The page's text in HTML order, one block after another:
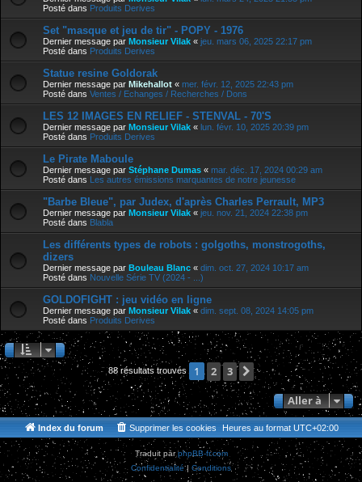
Posté dans Produits Derives
Set "masque et jeu de tir" - POPY - 1976
Dernier message par Monsieur Vilak « jeu. mars 06, 2025 22:17 pm
Posté dans Produits Derives
Statue resine Goldorak
Dernier message par Mikehallot « mer. févr. 12, 2025 22:43 pm
Posté dans Ventes / Echanges / Recherches / Dons
LES 12 IMAGES EN RELIEF - STENVAL - 70'S
Dernier message par Monsieur Vilak « lun. févr. 10, 2025 20:39 pm
Posté dans Produits Derives
Le Pirate Maboule
Dernier message par Stéphane Dumas « mar. déc. 17, 2024 00:29 am
Posté dans Les autres émissions marquantes de notre jeunesse
"Barbe Bleue", par Judex, d'après Charles Perrault, MP3
Dernier message par Monsieur Vilak « jeu. nov. 21, 2024 22:38 pm
Posté dans Blabla
Les différents types de robots : golgoths, monstrogoths,
dizers
Dernier message par Bouleau Blanc « dim. oct. 27, 2024 10:17 am
Posté dans Nouvelle Série TV (2024 - ...)
GOLDOFIGHT : jeu vidéo en ligne
Dernier message par Monsieur Vilak « dim. sept. 08, 2024 14:05 pm
Posté dans Produits Derives
88 résultats trouvés 1 2 3
Suivante
Aller à
Index du forum Heures au format UTC+02:00
Supprimer les cookies
Traduit parphpBB-fr.com
Confidentialité| Conditions